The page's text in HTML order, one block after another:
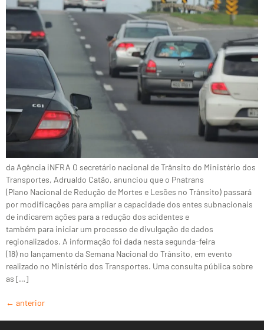
da Agência iNFRA O secretário nacional de Trânsito do Ministério dos
Transportes, Adrualdo Catão, anunciou que o Pnatrans
(Plano Nacional de Redução de Mortes e Lesões no Trânsito) passará
por modificações para ampliar a capacidade dos entes subnacionais
de indicarem ações para a redução dos acidentes e
também para iniciar um processo de divulgação de dados
regionalizados. A informação foi dada nesta segunda-feira
(18) no lançamento da Semana Nacional do Trânsito, em evento
realizado no Ministério dos Transportes. Uma consulta pública sobre
as […]
← anterior